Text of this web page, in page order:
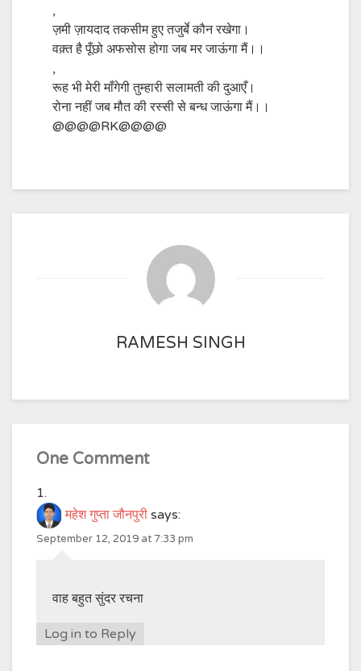
,
ज़मी ज़ायदाद तकसीम हुए तजुर्बे कौन रखेगा।
वक़्त है पूँछो अफसोस होगा जब मर जाऊंगा मैं।।
,
रूह भी मेरी माँगेगी तुम्हारी सलामती की दुआएँ।
रोना नहीं जब मौत की रस्सी से बन्ध जाऊंगा मैं।।
@@@@RK@@@@
RAMESH SINGH
One Comment
महेश गुप्ता जौनपुरी says:
September 12, 2019 at 7:33 pm
वाह बहुत सुंदर रचना
Log in to Reply